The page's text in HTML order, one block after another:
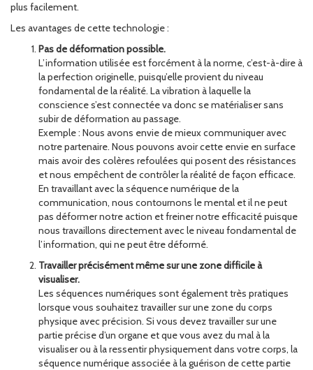
plus facilement.
Les avantages de cette technologie :
Pas de déformation possible.
L’information utilisée est forcément à la norme, c’est-à-dire à
la perfection originelle, puisqu’elle provient du niveau
fondamental de la réalité. La vibration à laquelle la
conscience s’est connectée va donc se matérialiser sans
subir de déformation au passage.
Exemple : Nous avons envie de mieux communiquer avec
notre partenaire. Nous pouvons avoir cette envie en surface
mais avoir des colères refoulées qui posent des résistances
et nous empêchent de contrôler la réalité de façon efficace.
En travaillant avec la séquence numérique de la
communication, nous contournons le mental et il ne peut
pas déformer notre action et freiner notre efficacité puisque
nous travaillons directement avec le niveau fondamental de
l’information, qui ne peut être déformé.
Travailler précisément même sur une zone difficile à
visualiser.
Les séquences numériques sont également très pratiques
lorsque vous souhaitez travailler sur une zone du corps
physique avec précision. Si vous devez travailler sur une
partie précise d’un organe et que vous avez du mal à la
visualiser ou à la ressentir physiquement dans votre corps, la
séquence numérique associée à la guérison de cette partie